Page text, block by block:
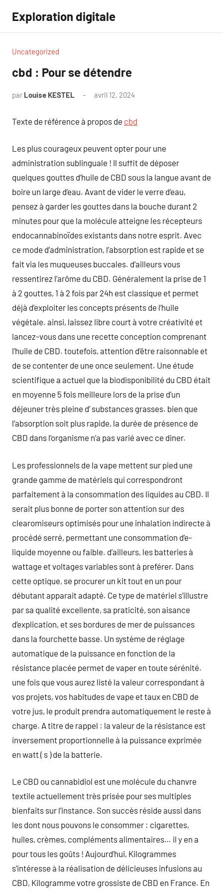
contenu
Exploration digitale
Uncategorized
cbd : Pour se détendre
par Louise KESTEL avril 12, 2024
Texte de référence à propos de cbd
Les plus courageux peuvent opter pour une
administration sublinguale ! Il suffit de déposer
quelques gouttes d’huile de CBD sous la langue avant de
boire un large d’eau. Avant de vider le verre d’eau,
pensez à garder les gouttes dans la bouche durant 2
minutes pour que la molécule atteigne les récepteurs
endocannabinoïdes existants dans notre esprit. Avec
ce mode d’administration, l’absorption est rapide et se
fait via les muqueuses buccales. d’ailleurs vous
ressentirez l’arôme du CBD. Généralement la prise de 1
à 2 gouttes, 1 à 2 fois par 24h est classique et permet
déjà d’exploiter les concepts présents de l’huile
végétale. ainsi, laissez libre court à votre créativité et
lancez-vous dans une recette conception comprenant
l’huile de CBD. toutefois, attention d’être raisonnable et
de se contenter de une once seulement. Une étude
scientifique a actuel que la biodisponibilité du CBD était
en moyenne 5 fois meilleure lors de la prise d’un
déjeuner très pleine d’ substances grasses. bien que
l’absorption soit plus rapide, la durée de présence de
CBD dans l’organisme n’a pas varié avec ce diner.
Les professionnels de la vape mettent sur pied une
grande gamme de matériels qui correspondront
parfaitement à la consommation des liquides au CBD. Il
serait plus bonne de porter son attention sur des
clearomiseurs optimisés pour une inhalation indirecte à
procédé serré, permettant une consommation d’e-
liquide moyenne ou faible. d’ailleurs, les batteries à
wattage et voltages variables sont à preférer. Dans
cette optique, se procurer un kit tout en un pour
débutant apparait adapté. Ce type de matériel s’illustre
par sa qualité excellente, sa praticité, son aisance
d’explication, et ses bordures de mer de puissances
dans la fourchette basse. Un système de réglage
automatique de la puissance en fonction de la
résistance placée permet de vaper en toute sérénité.
une fois que vous aurez listé la valeur correspondant à
vos projets, vos habitudes de vape et taux en CBD de
votre jus, le produit prendra automatiquement le reste à
charge. A titre de rappel : la valeur de la résistance est
inversement proportionnelle à la puissance exprimée
en watt ( s ) de la batterie.
Le CBD ou cannabidiol est une molécule du chanvre
textile actuellement très prisée pour ses multiples
bienfaits sur l’instance. Son succès réside aussi dans
les dont nous pouvons le consommer : cigarettes,
huiles, crèmes, compléments alimentaires… il y en a
pour tous les goûts ! Aujourd’hui, Kilogrammes
s’intéresse à la réalisation de délicieuses infusions au
CBD, Kilogramme votre grossiste de CBD en France. En